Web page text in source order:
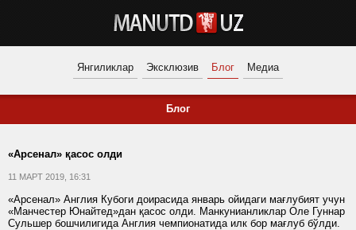
Янгиликлар Эксклюзив Блог Медиа
Блог
«Арсенал» қасос олди
11 МАРТ 2019, 16:31
«Арсенал» Англия Кубоги доирасида январь ойидаги мағлубият учун
«Манчестер Юнайтед»дан қасос олди. Манкунианликлар Оле Гуннар
Сульшер бошчилигида Англия чемпионатида илк бор мағлуб бўлди.